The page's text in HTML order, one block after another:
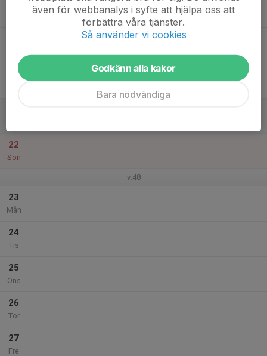
20
22
Sön
v.48
23
Mån
24
Tis
25
Ons
26
Tor
27
Fre
även för webbanalys i syfte att hjälpa oss att
förbättra våra tjänster.
Så använder vi cookies
Godkänn alla kakor
Bara nödvändiga